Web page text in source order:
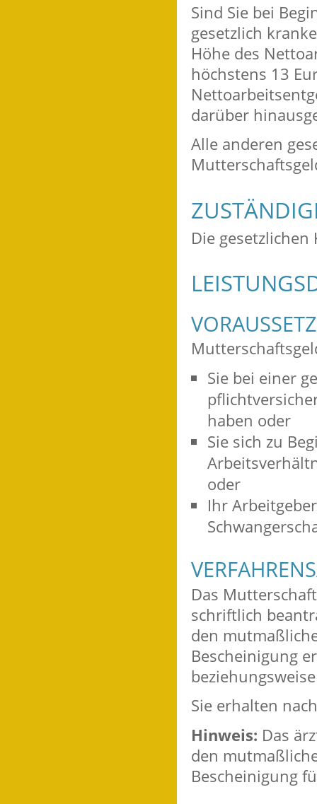
Sind Sie bei
gesetzlich
Höhe des
höchstens 13
darüber
Alle anderen
Die
Sie bei einer
haben oder
Sie sich zu
oder
Ihr
Das
schriftlich
den
Bescheinigung
Sie erhalten
Hinweis: Das
den
Bescheinigung